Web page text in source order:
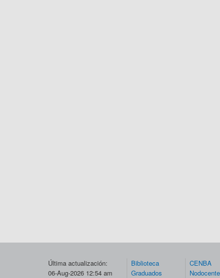
Última actualización:
06-Aug-2026 12:54 am
Biblioteca
Graduados
CENBA